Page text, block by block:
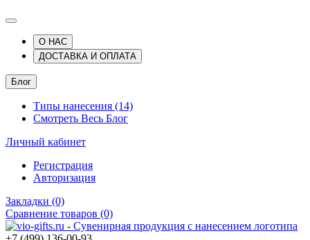
О НАС
ДОСТАВКА И ОПЛАТА
Блог
Типы нанесения (14)
Смотреть Весь Блог
Личный кабинет
Регистрация
Авторизация
Закладки (0)
Сравнение товаров (0)